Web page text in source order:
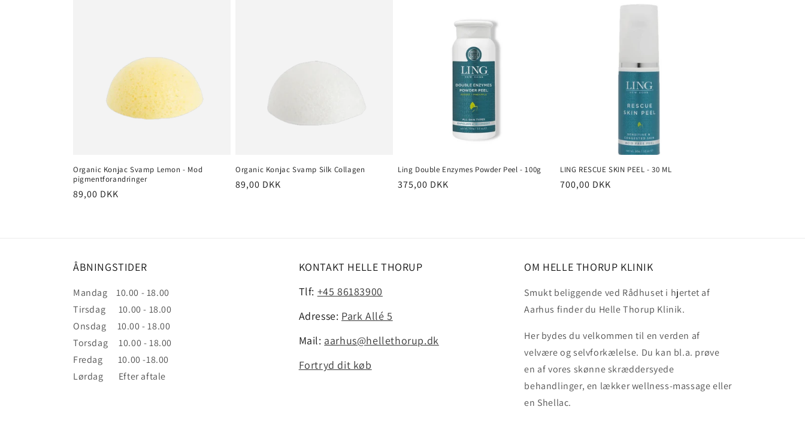
Organic Konjac Svamp Lemon - Mod
pigmentforandringer
Normalpris
89,00 DKK
Organic Konjac Svamp Silk Collagen
Normalpris
89,00 DKK
Ling Double Enzymes Powder Peel - 100g
Normalpris
375,00 DKK
LING RESCUE SKIN PEEL - 30 ML
Normalpris
700,00 DKK
ÅBNINGSTIDER
Mandag 10.00 - 18.00
Tirsdag 10.00 - 18.00
Onsdag 10.00 - 18.00
Torsdag 10.00 - 18.00
Fredag 10.00 -18.00
Lørdag Efter aftale
KONTAKT HELLE THORUP
Tlf: +45 86183900
Adresse: Park Allé 5
Mail: aarhus@hellethorup.dk
Fortryd dit køb
OM HELLE THORUP KLINIK
Smukt beliggende ved Rådhuset i hjertet af
Aarhus finder du Helle Thorup Klinik.
Her bydes du velkommen til en verden af
velvære og selvforkælelse. Du kan bl.a. prøve
en af vores skønne skræddersyede
behandlinger, en lækker wellness-massage eller
en Shellac.